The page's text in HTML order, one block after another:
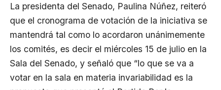
La presidenta del Senado, Paulina Núñez, reiteró
que el cronograma de votación de la iniciativa se
mantendrá tal como lo acordaron unánimemente
los comités, es decir el miércoles 15 de julio en la
Sala del Senado, y señaló que “lo que se va a
votar en la sala en materia invariabilidad es la